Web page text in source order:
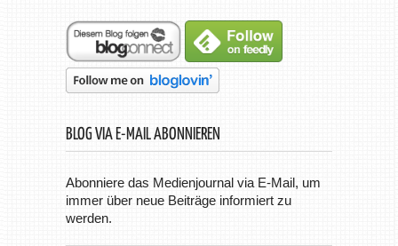
BLOG VIA E-MAIL ABONNIEREN
Abonniere das Medienjournal via E-Mail, um
immer über neue Beiträge informiert zu
werden.